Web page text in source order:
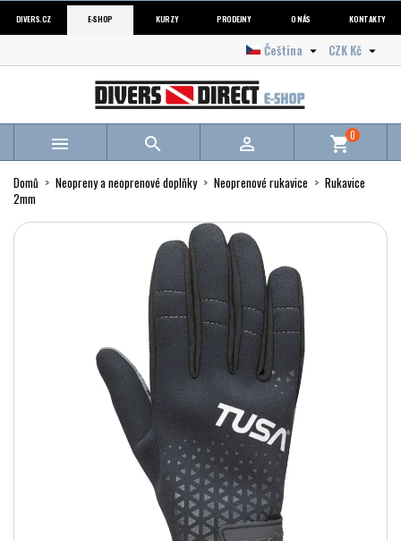
DIVERS.CZ E-SHOP KURZY PRODEJNY O NÁS KONTAKTY
CZK Kč 
Čeština 
   shopping_cart0
Domů Neopreny a neoprenové doplňky Neoprenové rukavice
Rukavice
2mm